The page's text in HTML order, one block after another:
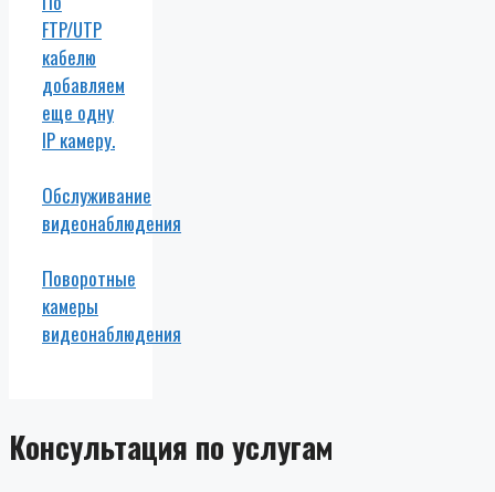
FTP/UTP
кабелю
добавляем
еще одну
IP камеру.
Обслуживание
видеонаблюдения
Поворотные
камеры
видеонаблюдения
Консультация по услугам